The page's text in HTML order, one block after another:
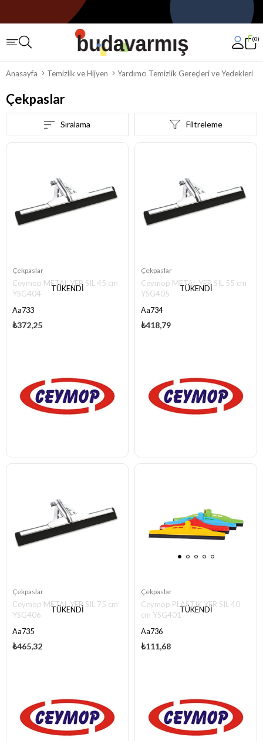
0
Anasayfa Temizlik ve Hijyen Yardımcı Temizlik Gereçleri ve Yedekleri
Çekpaslar
Filtreleme
Sıralama
TÜKENDI
Çekpaslar
Ceymop METAL YER SIL 45 cm
YSG404
Aa733
₺372,25
TÜKENDI
Çekpaslar
Ceymop METAL YER SIL 55 cm
YSG405
Aa734
₺418,79
TÜKENDI
Çekpaslar
Ceymop METAL YER SIL 75 cm
YSG406
Aa735
₺465,32
TÜKENDI
Çekpaslar
Ceymop PLASTIK YER SIL 40
cm YSG401
Aa736
₺111,68